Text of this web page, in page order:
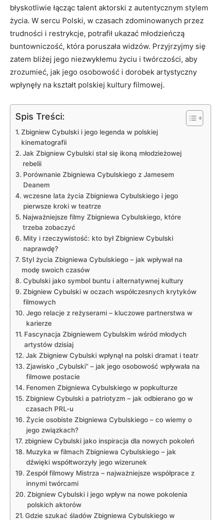
błyskotliwie łącząc talent aktorski z autentycznym stylem
życia. W sercu Polski, w czasach zdominowanych przez
trudności i restrykcje, potrafił ukazać młodzieńczą
buntowniczość, która poruszała widzów. Przyjrzyjmy się
zatem bliżej jego niezwykłemu życiu i twórczości, aby
zrozumieć, jak jego osobowość i dorobek artystyczny
wpłynęły na kształt polskiej kultury filmowej.
Spis Treści:
Zbigniew Cybulski i jego legenda w polskiej
kinematografii
Jak Zbigniew Cybulski stał się ikoną młodzieżowej
rebelii
Porównanie Zbigniewa Cybulskiego z Jamesem
Deanem
wczesne lata życia Zbigniewa Cybulskiego i jego
pierwsze kroki w teatrze
Najważniejsze filmy Zbigniewa Cybulskiego, które
trzeba zobaczyć
Mity i rzeczywistość: kto był Zbigniew Cybulski
naprawdę?
Styl życia Zbigniewa Cybulskiego – jak wpływał na
modę swoich czasów
Cybulski jako symbol buntu i alternatywnej kultury
Zbigniew Cybulski w oczach współczesnych krytyków
filmowych
Jego relacje z reżyserami – kluczowe partnerstwa w
karierze
Fascynacja Zbigniewem Cybulskim wśród młodych
artystów dzisiaj
Jak Zbigniew Cybulski wpłynął na polski dramat i teatr
Zjawisko „Cybulski” – jak jego osobowość wpływała na
filmowe postacie
Fenomen Zbigniewa Cybulskiego w popkulturze
Zbigniew Cybulski a patriotyzm – jak odbierano go w
czasach PRL-u
Życie osobiste Zbigniewa Cybulskiego – co wiemy o
jego związkach?
zbigniew Cybulski jako inspiracja dla nowych pokoleń
Muzyka w filmach Zbigniewa Cybulskiego – jak
dźwięki współtworzyły jego wizerunek
Zespół filmowy Mistrza – najważniejsze współprace z
innymi twórcami
Zbigniew Cybulski i jego wpływ na nowe pokolenia
polskich aktorów
Gdzie szukać śladów Zbigniewa Cybulskiego w